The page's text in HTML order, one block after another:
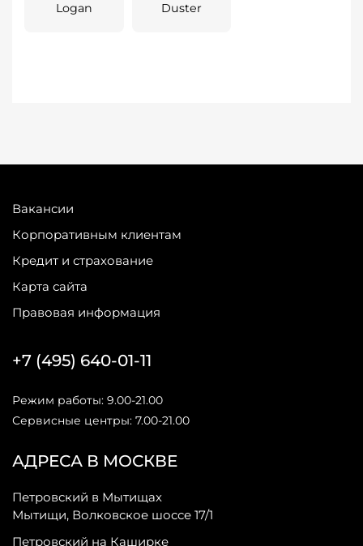
Logan Duster
Вакансии
Корпоративным клиентам
Кредит и страхование
Карта сайта
Правовая информация
АДРЕСА В МОСКВЕ
Петровский в Мытищах
Мытищи, Волковское шоссе 17/1
Петровский на Каширке
+7 (495) 640-01-11
Режим работы: 9.00-21.00
Сервисные центры: 7.00-21.00